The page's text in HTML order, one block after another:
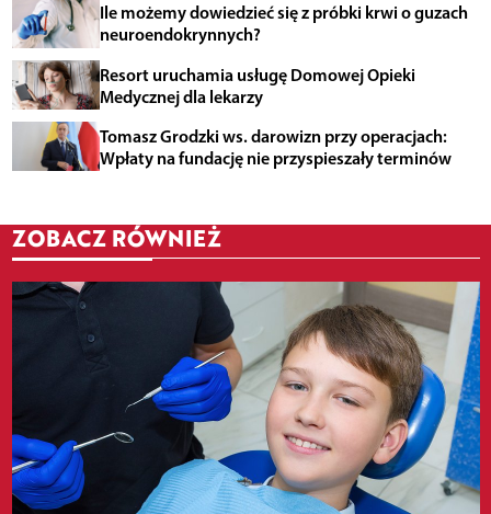
Ile możemy dowiedzieć się z próbki krwi o guzach
neuroendokrynnych?
Resort uruchamia usługę Domowej Opieki
Medycznej dla lekarzy
Tomasz Grodzki ws. darowizn przy operacjach:
Wpłaty na fundację nie przyspieszały terminów
ZOBACZ RÓWNIEŻ